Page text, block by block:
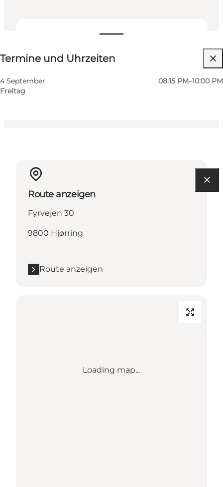
Termine und Uhrzeiten
Termine und Uhrzeiten
4 September
Freitag
08:15 PM–10:00 PM
Kostenlos
Website besuchen
Route anzeigen
Fyrvejen 30
9800 Hjørring
Route anzeigen
Loading map...